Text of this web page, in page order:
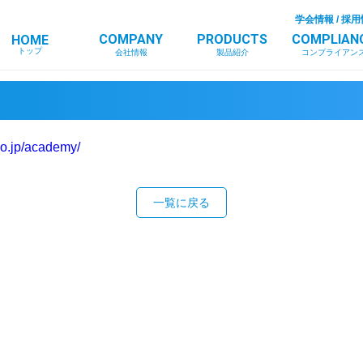
学会情報 /採用
HOME
トップ
COMPANY
会社情報
PRODUCTS
製品紹介 コンプライアン
academy/
一覧に戻る